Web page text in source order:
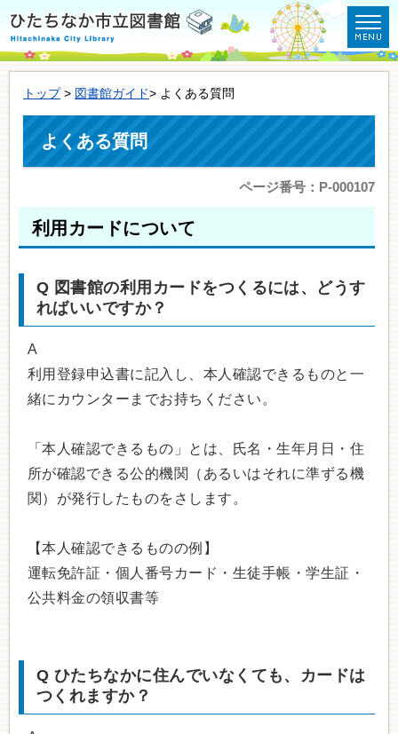
トップ> 図書館ガイド> よくある質問
よくある質問
ページ番号：P-000107
利用カードについて
Q 図書館の利用カードをつくるには、どうす
ればいいですか？
A
利用登録申込書に記入し、本人確認できるものと一
緒にカウンターまでお持ちください。
「本人確認できるもの」とは、氏名・生年月日・住
所が確認できる公的機関（あるいはそれに準ずる機
関）が発行したものをさします。
【本人確認できるものの例】
運転免許証・個人番号カード・生徒手帳・学生証・
公共料金の領収書等
Q ひたちなかに住んでいなくても、カードは
つくれますか？